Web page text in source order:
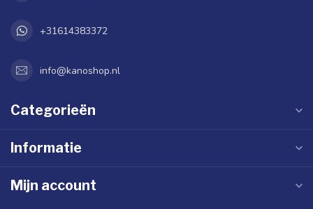
+31614383372
info@kanoshop.nl
Categorieën
Informatie
Mijn account